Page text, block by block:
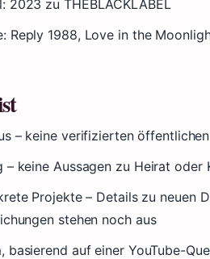
2023 zu THEBLACKLABEL
Reply 1988, Love in the
– keine verifizierten
– keine Aussagen zu Heirat oder
Projekte – Details zu neuen
stehen noch aus
basierend auf einer YouTube-